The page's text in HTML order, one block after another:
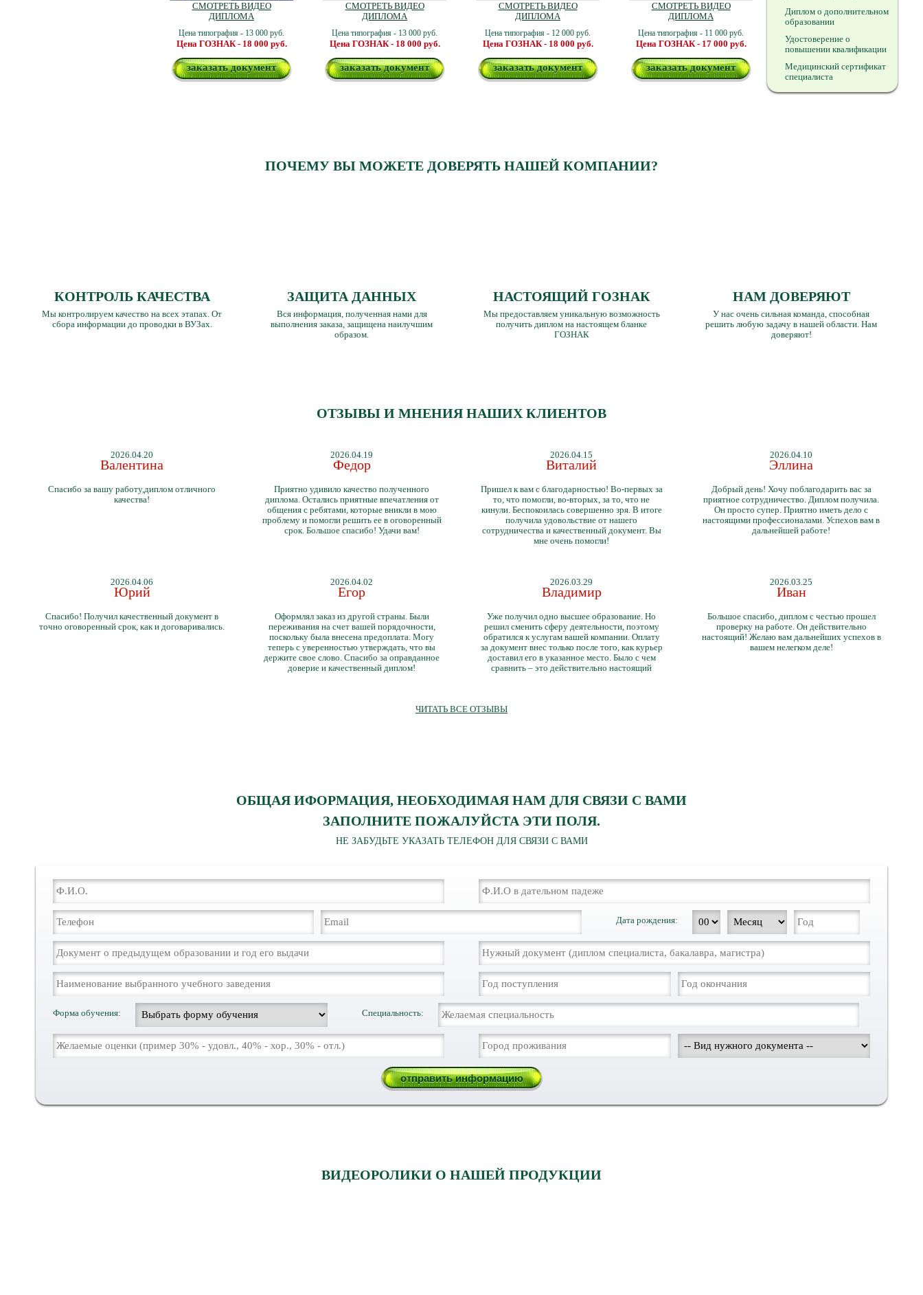
СМОТРЕТЬ ВИДЕО
ДИПЛОМА
Цена типография - 13 000 руб.
Цена ГОЗНАК - 18 000 руб.
заказать документ
СМОТРЕТЬ ВИДЕО
ДИПЛОМА
Цена типография - 13 000 руб.
Цена ГОЗНАК - 18 000 руб.
заказать документ
СМОТРЕТЬ ВИДЕО
ДИПЛОМА
Цена типография - 12 000 руб.
Цена ГОЗНАК - 18 000 руб.
заказать документ
СМОТРЕТЬ ВИДЕО
ДИПЛОМА
Цена типография - 11 000 руб.
Цена ГОЗНАК - 17 000 руб.
заказать документ
Диплом о дополнительном
образовании
Удостоверение о
повышении квалификации
Медицинский сертификат
специалиста
ПОЧЕМУ ВЫ МОЖЕТЕ ДОВЕРЯТЬ НАШЕЙ КОМПАНИИ?
КОНТРОЛЬ КАЧЕСТВА
Мы контролируем качество на всех этапах. От
сбора информации до проводки в ВУЗах.
ЗАЩИТА ДАННЫХ
Вся информация, полученная нами для
выполнения заказа, защищена наилучшим
образом.
НАСТОЯЩИЙ ГОЗНАК
Мы предоставляем уникальную возможность
получить диплом на настоящем бланке
ГОЗНАК
НАМ ДОВЕРЯЮТ
У нас очень сильная команда, способная
решить любую задачу в нашей области. Нам
доверяют!
ОТЗЫВЫ И МНЕНИЯ НАШИХ КЛИЕНТОВ
2026.04.20
Валентина
Спасибо за вашу работу,диплом отличного
качества!
2026.04.19
Федор
Приятно удивило качество полученного
диплома. Остались приятные впечатления от
общения с ребятами, которые вникли в мою
проблему и помогли решить ее в оговоренный
срок. Большое спасибо! Удачи вам!
2026.04.15
Виталий
Пришел к вам с благодарностью! Во-первых за
то, что помогли, во-вторых, за то, что не
кинули. Беспокоилась совершенно зря. В итоге
получила удовольствие от нашего
сотрудничества и качественный документ. Вы
мне очень помогли!
2026.04.10
Эллина
Добрый день! Хочу поблагодарить вас за
приятное сотрудничество. Диплом получила.
Он просто супер. Приятно иметь дело с
настоящими профессионалами. Успехов вам в
дальнейшей работе!
2026.04.06
Юрий
Спасибо! Получил качественный документ в
точно оговоренный срок, как и договаривались.
2026.04.02
Егор
Оформлял заказ из другой страны. Были
переживания на счет вашей порядочности,
поскольку была внесена предоплата. Могу
теперь с уверенностью утверждать, что вы
держите свое слово. Спасибо за оправданное
доверие и качественный диплом!
2026.03.29
Владимир
Уже получил одно высшее образование. Но
решил сменить сферу деятельности, поэтому
обратился к услугам вашей компании. Оплату
за документ внес только после того, как курьер
доставил его в указанное место. Было с чем
сравнить – это действительно настоящий
2026.03.25
Иван
Большое спасибо, диплом с честью прошел
проверку на работе. Он действительно
настоящий! Желаю вам дальнейших успехов в
вашем нелегком деле!
ЧИТАТЬ ВСЕ ОТЗЫВЫ
ОБЩАЯ ИФОРМАЦИЯ, НЕОБХОДИМАЯ НАМ ДЛЯ СВЯЗИ С ВАМИ
ЗАПОЛНИТЕ ПОЖАЛУЙСТА ЭТИ ПОЛЯ.
НЕ ЗАБУДЬТЕ УКАЗАТЬ ТЕЛЕФОН ДЛЯ СВЯЗИ С ВАМИ
Дата рождения:
Форма обучения: Специальность:
ВИДЕОРОЛИКИ О НАШЕЙ ПРОДУКЦИИ